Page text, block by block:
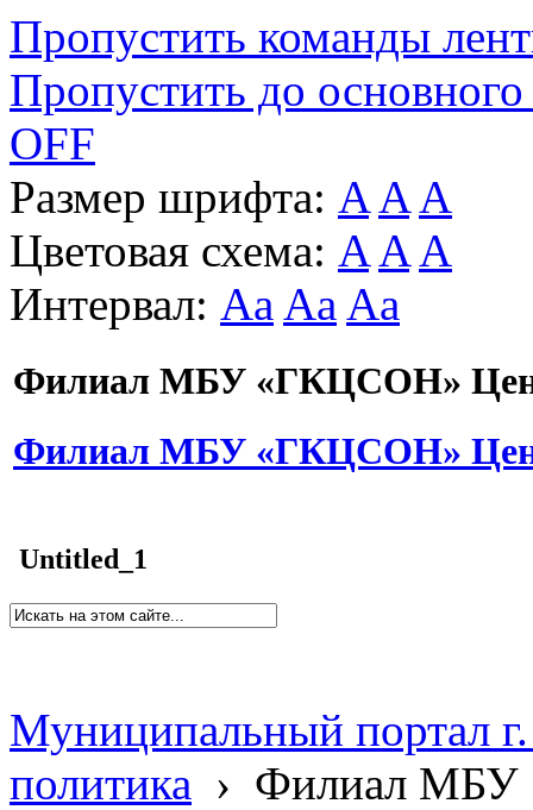
Пропустить команды
Пропустить до основного
OFF
Размер шрифта: A A A
Цветовая схема: A A A
Интервал: Aa Aa Aa
Филиал МБУ «ГКЦСОН»
Филиал МБУ «ГКЦСОН»
Untitled_1
Муниципальный портал
политика › Филиал МБУ